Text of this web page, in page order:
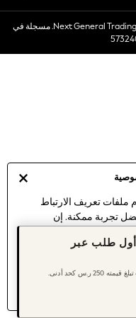
ملفات تعريف الارتباط
تجربة ممكنة. إن
استخدامنا لملفات تعريف
عن إدارة إعدادات ملفات
(الكوكيز).
حقوق الطبع والنشر محفوظة © لصالح 2026 Next General Trading FZE. مسجلة في
أول طلب عبر
يُطبق العرض تلقائيًا في صفحة السداد على كل طلب تبلغ قيمته 250 ر.س كحد أدنى.